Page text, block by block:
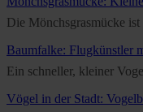
Die Mönchsgrasmücke
Baumfalke: Flugkünstler
Ein schneller, kleiner
Vögel in der Stadt: